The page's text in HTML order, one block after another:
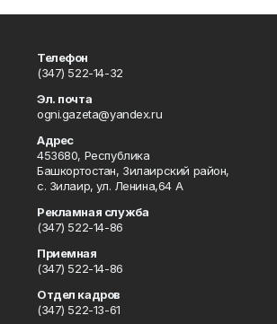
Телефон
(347) 522-14-32
Эл. почта
ogni.gazeta@yandex.ru
Адрес
453680, Республика
Башкортостан, Зилаирский район,
с. Зилаир, ул. Ленина,64 А
Рекламная служба
(347) 522-14-86
Приемная
(347) 522-14-86
Отдел кадров
(347) 522-13-61